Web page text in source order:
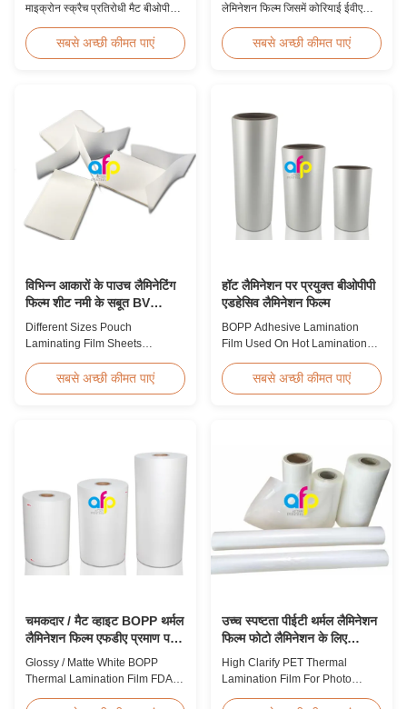
माइक्रोन स्क्रैच प्रतिरोधी मैट बीओपीपी
1920 मिमी तक कस्टम चौड़ाई, ≥3H
पेंसिल कठोरता, बेहतर घर्षण प्रतिरोध के
सबसे अच्छी कीमत पाएं
लेमिनेशन फिल्म जिसमें कोरियाई ईवीए
चौड़ाई, उच्च तन्यता ताकत ≥150 एमपीए,
क्रिस्टल स्पष्ट पारदर्शिता के साथ
सबसे अच्छी कीमत पाएं
विभिन्न आकारों के पाउच लैमिनेटिंग
फिल्म शीट नमी के सबूत BV
प्रमाणन
Different Sizes Pouch
Laminating Film Sheets
Customized Different Sizes /
Thickness Laminating Pouches,
Customization of sizes,
welcomed. All laminator sheets
...
सबसे अच्छी कीमत पाएं
हॉट लैमिनेशन पर प्रयुक्त बीओपीपी
एडहेसिव लैमिनेशन फिल्म
BOPP Adhesive Lamination
Film Used On Hot Lamination
suitable for various printing
methods, particularly offset
polypropylene) serves as the
base film produced through
extrusion coating ...
सबसे अच्छी कीमत पाएं
चमकदार / मैट व्हाइट BOPP थर्मल
लैमिनेशन फिल्म एफडीए प्रमाण पत्र
पारित
Glossy / Matte White BOPP
Thermal Lamination Film FDA
उच्च स्पष्टता पीईटी थर्मल लैमिनेशन
फिल्म फोटो लैमिनेशन के लिए
एसजीएस अनुमोदन
High Clarify PET Thermal
Lamination Film For Photo